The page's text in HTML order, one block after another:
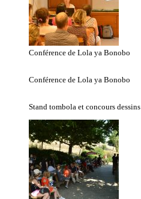
Conférence de Lola ya Bonobo
Conférence de Lola ya Bonobo
Stand tombola et concours dessins